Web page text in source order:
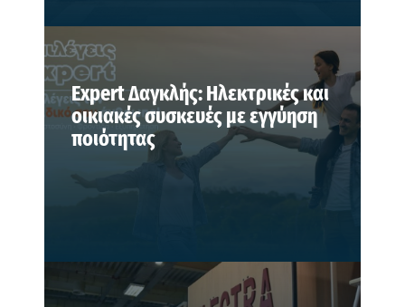
Expert Δαγκλής: Ηλεκτρικές και
οικιακές συσκευές με εγγύηση
ποιότητας